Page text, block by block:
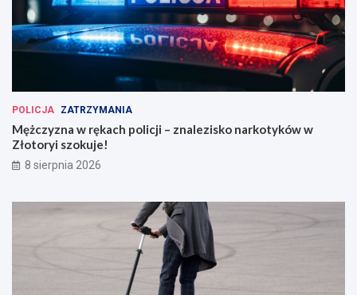
POLICJA ZATRZYMANIA
Mężczyzna w rękach policji – znalezisko narkotyków w
Złotoryi szokuje!
8 sierpnia 2026